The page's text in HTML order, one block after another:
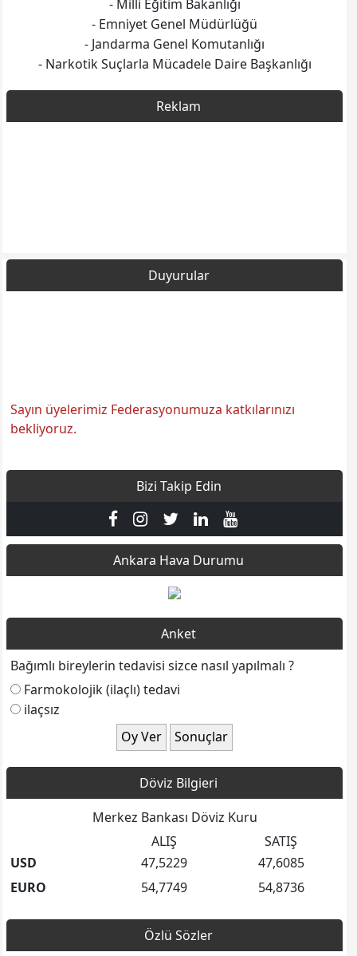
Duyurular
Sayın üyelerimiz Federasyonumuza katkılarınızı
bekliyoruz.
Bizi Takip Edin
Ankara Hava Durumu
Anket
Bağımlı bireylerin tedavisi sizce nasıl yapılmalı ?
Farmokolojik (ilaçlı) tedavi
ilaçsız
Döviz Bilgieri
Merkez Bankası Döviz Kuru
ALIŞ
SATIŞ
USD
47,5229
47,6085
EURO
54,7749 54,8736
Özlü Sözler
- Milli Eğitim Bakanlığı
- Emniyet Genel Müdürlüğü
- Jandarma Genel Komutanlığı
- Narkotik Suçlarla Mücadele Daire Başkanlığı
Reklam